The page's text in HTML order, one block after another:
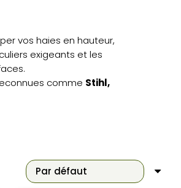
vos haies en hauteur,
exigeants et les
comme Stihl,